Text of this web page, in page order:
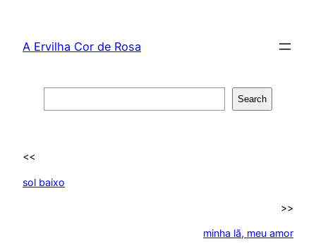
content
A Ervilha Cor de Rosa
Search
<<
sol baixo
>>
minha lã, meu amor